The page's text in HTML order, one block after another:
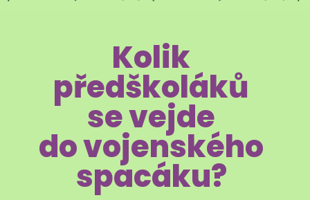
Kolik
předškoláků
se vejde
do vojenského
spacáku?